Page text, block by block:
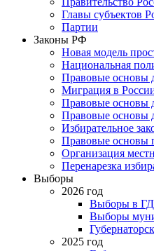
Главы субъектов
Партии
Законы РФ
Новая модель
Национальная
Правовые основы
Миграция в
Правовые основы
Правовые основы
Избирательное
Правовые основы
Организация
Перенарезка
Выборы
2026 год
Выборы в
Выборы
2025 год